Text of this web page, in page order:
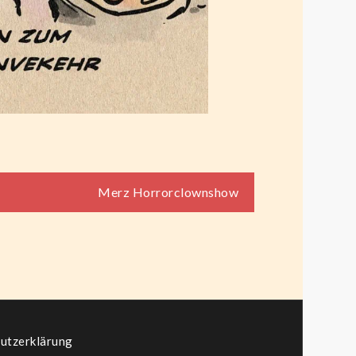
Merz Horrorclownshow